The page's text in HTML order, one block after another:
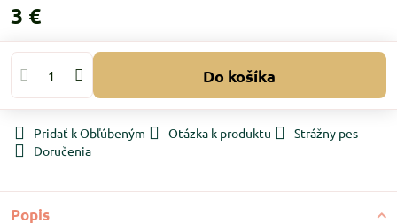
3 €
Do košíka
Pridať k Obľúbeným Otázka k produktu
Strážny pes
Doručenia
Popis